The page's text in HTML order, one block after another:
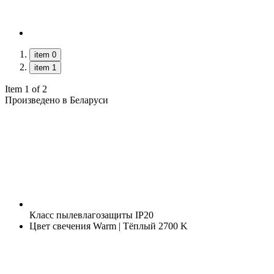
item 0
item 1
Item 1 of 2
Произведено в Беларуси
Класс пылевлагозащиты IP20
Цвет свечения Warm | Тёплый 2700 K